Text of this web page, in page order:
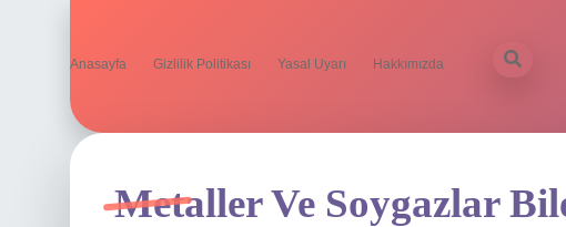
Anasayfa Gizlilik Politikası Yasal Uyarı Hakkımızda
Metaller Ve Soygazlar